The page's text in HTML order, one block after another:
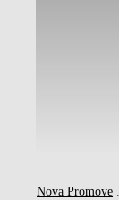
Nova Promove